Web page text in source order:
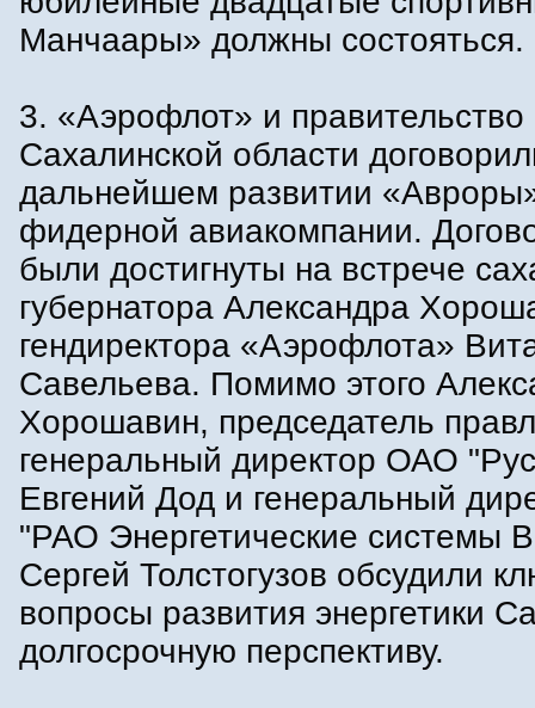
Манчаары» должны состояться.
3. «Аэрофлот» и правительство
Сахалинской области
дальнейшем развитии
фидерной авиакомпании.
были достигнуты на встрече
губернатора Александра
гендиректора «Аэрофлота»
Савельева. Помимо этого
Хорошавин, председатель
генеральный директор ОАО
Евгений Дод и генеральный
"РАО Энергетические системы
Сергей Толстогузов обсудили
вопросы развития энергетики
долгосрочную перспективу.